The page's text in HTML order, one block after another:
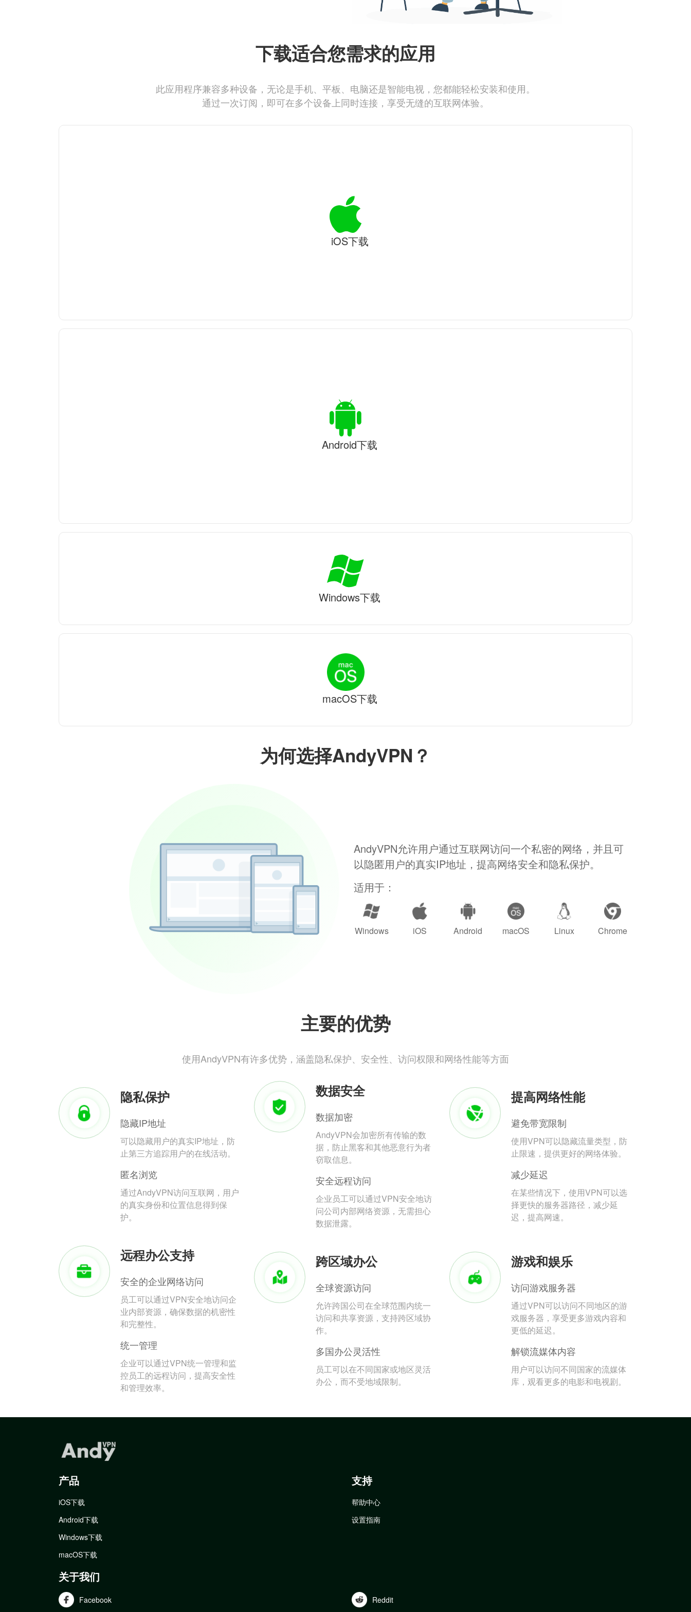
为何选择AndyVPN？
AndyVPN允许用户通过互联网访问一个私密的网络，并且可
以隐匿用户的真实IP地址，提高网络安全和隐私保护。
适用于：
Windows iOS Android macOS Linux Chrome
主要的优势
使用AndyVPN有许多优势，涵盖隐私保护、安全性、访问权限和网络性能等方面
隐私保护
隐藏IP地址
可以隐藏用户的真实IP地址，防
止第三方追踪用户的在线活动。
匿名浏览
通过AndyVPN访问互联网，用户
的真实身份和位置信息得到保
护。
数据安全
数据加密
AndyVPN会加密所有传输的数
据，防止黑客和其他恶意行为者
窃取信息。
安全远程访问
企业员工可以通过VPN安全地访
问公司内部网络资源，无需担心
数据泄露。
提高网络性能
避免带宽限制
使用VPN可以隐藏流量类型，防
止限速，提供更好的网络体验。
减少延迟
在某些情况下，使用VPN可以选
择更快的服务器路径，减少延
迟，提高网速。
远程办公支持
安全的企业网络访问
员工可以通过VPN安全地访问企
业内部资源，确保数据的机密性
和完整性。
统一管理
企业可以通过VPN统一管理和监
控员工的远程访问，提高安全性
和管理效率。
跨区域办公
全球资源访问
允许跨国公司在全球范围内统一
访问和共享资源，支持跨区域协
作。
多国办公灵活性
员工可以在不同国家或地区灵活
办公，而不受地域限制。
游戏和娱乐
访问游戏服务器
通过VPN可以访问不同地区的游
戏服务器，享受更多游戏内容和
更低的延迟。
解锁流媒体内容
用户可以访问不同国家的流媒体
库，观看更多的电影和电视剧。
下载适合您需求的应用
此应用程序兼容多种设备，无论是手机、平板、电脑还是智能电视，您都能轻松安装和使用。
通过一次订阅，即可在多个设备上同时连接，享受无缝的互联网体验。
iOS下载
Android下载
Windows下载
macOS下载
产品
iOS下载
Android下载
Windows下载
macOS下载
支持
帮助中心
设置指南
关于我们
Facebook Reddit